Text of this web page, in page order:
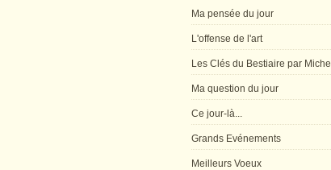
Ma pensée du jour
L'offense de l'art
Les Clés du Bestiaire par Michel
Ma question du jour
Ce jour-là...
Grands Evénements
Meilleurs Voeux